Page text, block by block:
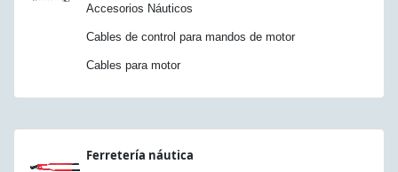
Accesorios Náuticos
Cables de control para mandos de motor
Cables para motor
Ferretería náutica